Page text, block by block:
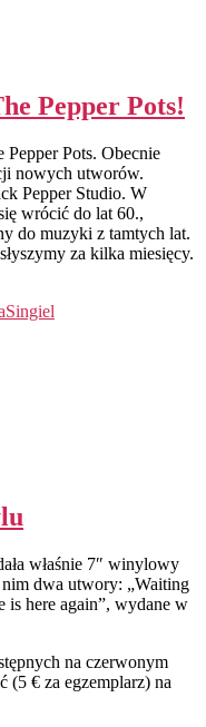
Pepper Pots!
Pots. Obecnie
nowych utworów.
Pepper Studio. W
wrócić do lat 60.,
do muzyki z tamtych lat.
za kilka miesięcy.
Singiel
właśnie 7″ winylowy
nim dwa utwory: „Waiting
is here again”, wydane w
na czerwonym
€ za egzemplarz) na